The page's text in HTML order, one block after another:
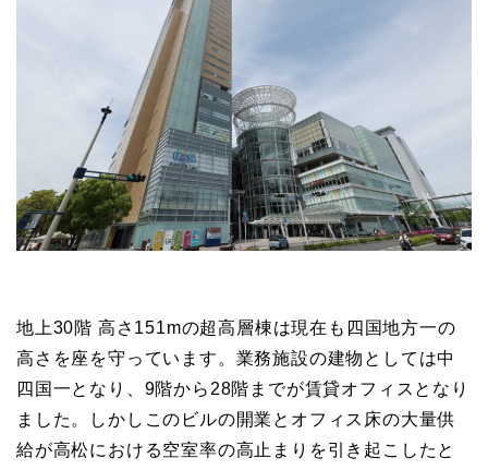
地上30階 高さ151mの超高層棟は現在も四国地方一の
高さを座を守っています。業務施設の建物としては中
四国一となり、9階から28階までが賃貸オフィスとなり
ました。しかしこのビルの開業とオフィス床の大量供
給が高松における空室率の高止まりを引き起こしたと